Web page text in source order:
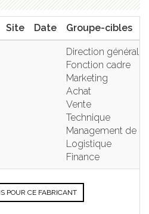
Site Date Groupe-cibles
Direction générale
Fonction cadre
Marketing
Achat
Vente
Technique
Management de
Logistique
Finance
POUR CE FABRICANT